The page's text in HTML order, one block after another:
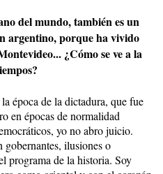
del mundo, también es un
argentino, porque ha vivido
¿Cómo se ve a la
época de la dictadura, que fue
en épocas de normalidad
yo no abro juicio.
gobernantes, ilusiones o
programa de la historia. Soy